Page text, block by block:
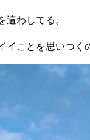
這わしてる。
イことを思いつく